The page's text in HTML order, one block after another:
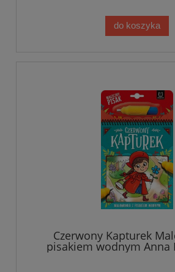
do koszyka
Czerwony Kapturek
pisakiem wodnym Anna